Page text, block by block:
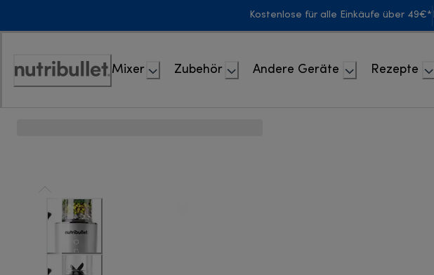
Kostenlose für alle Einkäufe über 49€*
Erklärung
Mixer Zubehör Andere Geräte Rezepte